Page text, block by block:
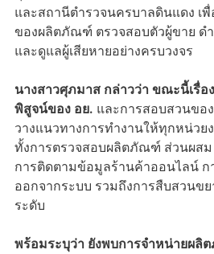
และสถานีตำรวจนครบาลดินแดง เ
ของผลิตภัณฑ์ ตรวจสอบตัวผู้ขาย ด
และดูแลผู้เสียหายอย่างครบวงจร
นางสาวศุภมาส กล่าวว่า ขณะนี้เรื่อ
พิสูจน์ของ อย. และการสอบสวนขอ
วางแนวทางการทำงานให้ทุกหน่วย
ทั้งการตรวจสอบผลิตภัณฑ์ ส่วนผส
การติดตามข้อมูลร้านค้าออนไลน์
ออกจากระบบ รวมถึงการสืบสวนขย
ระดับ
พร้อมระบุว่า ยังพบการจำหน่ายผ